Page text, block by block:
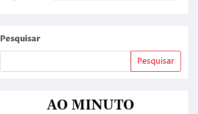
Pesquisar
Pesquisar
AO MINUTO